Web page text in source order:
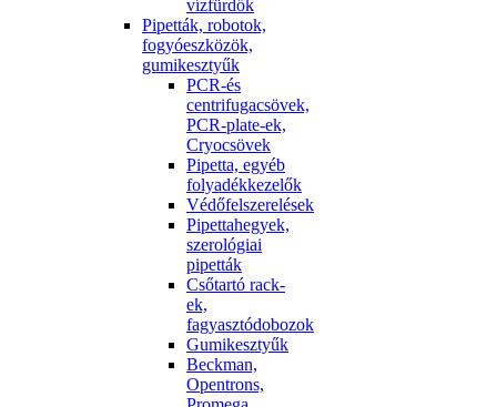
vízfürdők
Pipetták, robotok,
fogyóeszközök,
gumikesztyűk
PCR-és
centrifugacsövek,
PCR-plate-ek,
Cryocsövek
Pipetta, egyéb
folyadékkezelők
Védőfelszerelések
Pipettahegyek,
szerológiai
pipetták
Csőtartó rack-
ek,
fagyasztódobozok
Gumikesztyűk
Beckman,
Opentrons,